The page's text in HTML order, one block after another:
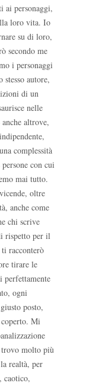
ai personaggi,
loro vita. Io
su di loro,
secondo me
i personaggi
stesso autore,
di un
nelle
altrove,
complessità
con cui
mai tutto.
oltre
anche come
chi scrive
rispetto per il
racconterò
tirare le
perfettamente
ogni
posto,
Mi
trovo molto più
realtà, per
caotico,